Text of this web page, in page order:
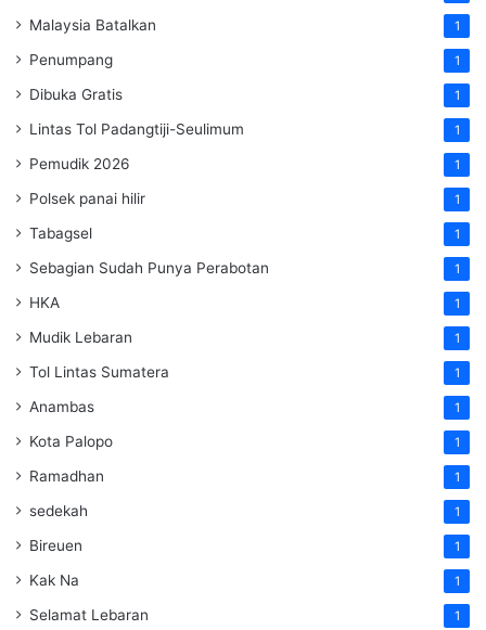
Malaysia Batalkan 1
Penumpang 1
Dibuka Gratis 1
Lintas Tol Padangtiji-Seulimum 1
Pemudik 2026 1
Polsek panai hilir 1
Tabagsel 1
Sebagian Sudah Punya Perabotan 1
HKA 1
Mudik Lebaran 1
Tol Lintas Sumatera 1
Anambas 1
Kota Palopo 1
Ramadhan 1
sedekah 1
Bireuen 1
Kak Na 1
Selamat Lebaran 1